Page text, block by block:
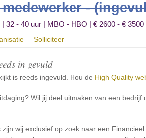
-
32 - 40 uur | MBO - HBO | € 2600 - € 3500
Solliciteer
in gevuld
is reeds ingevuld. Hou de High Quality
Wil jij deel uitmaken van een
zijn wij exclusief op zoek naar een